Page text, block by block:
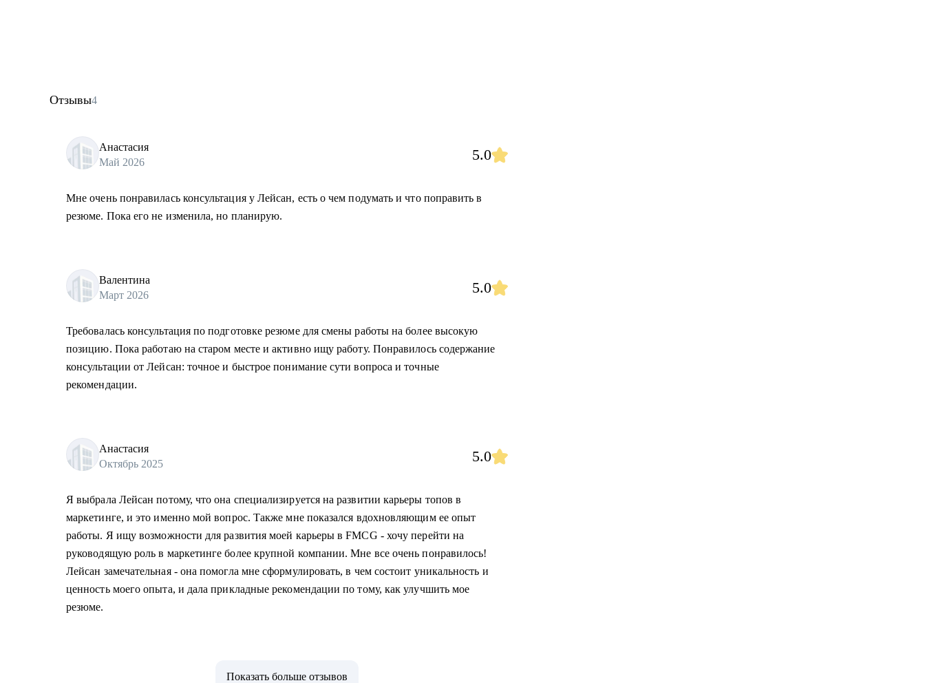
стороне клиента
• Директорам по маркетингу, кто только получил эту роль, и нуждается в менторстве.
Отзывы4
Анастасия
Май 2026
5.0
Мне очень понравилась консультация у Лейсан, есть о чем подумать и что поправить в
резюме. Пока его не изменила, но планирую.
Валентина
Март 2026
5.0
Требовалась консультация по подготовке резюме для смены работы на более высокую
позицию. Пока работаю на старом месте и активно ищу работу. Понравилось содержание
консультации от Лейсан: точное и быстрое понимание сути вопроса и точные
рекомендации.
Анастасия
Октябрь 2025
5.0
Я выбрала Лейсан потому, что она специализируется на развитии карьеры топов в
маркетинге, и это именно мой вопрос. Также мне показался вдохновляющим ее опыт
работы. Я ищу возможности для развития моей карьеры в FMCG - хочу перейти на
руководящую роль в маркетинге более крупной компании. Мне все очень понравилось!
Лейсан замечательная - она помогла мне сформулировать, в чем состоит уникальность и
ценность моего опыта, и дала прикладные рекомендации по тому, как улучшить мое
резюме.
Показать больше отзывов